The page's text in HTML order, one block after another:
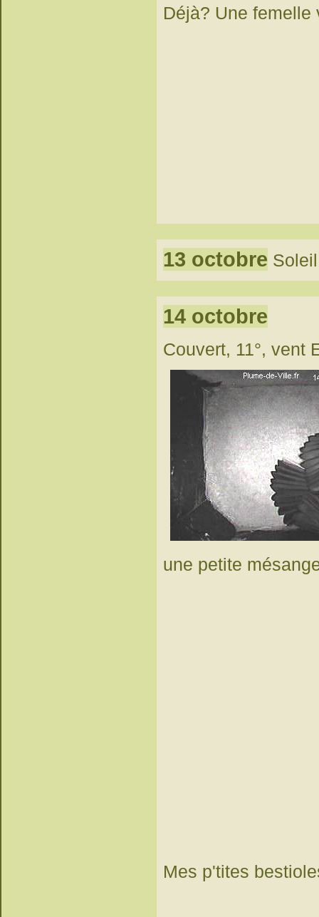
Déjà? Une femelle
13 octobre
14 octobre
Couvert, 11°, vent
une petite
Mes p'tites